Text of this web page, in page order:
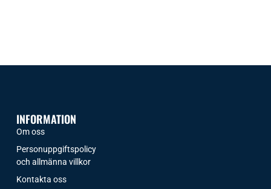
INFORMATION
Om oss
Personuppgiftspolicy
och allmänna villkor
Kontakta oss